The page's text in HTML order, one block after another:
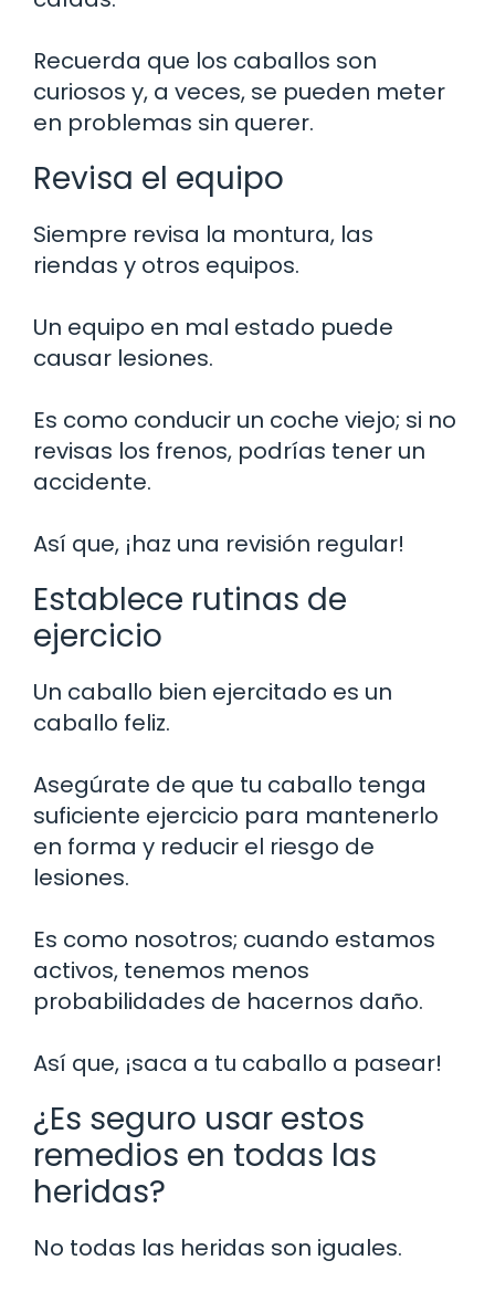
Recuerda que los caballos son
curiosos y, a veces, se pueden meter
en problemas sin querer.
Revisa el equipo
Siempre revisa la montura, las
riendas y otros equipos.
Un equipo en mal estado puede
causar lesiones.
Es como conducir un coche viejo; si no
revisas los frenos, podrías tener un
accidente.
Así que, ¡haz una revisión regular!
Establece rutinas de
ejercicio
Un caballo bien ejercitado es un
caballo feliz.
Asegúrate de que tu caballo tenga
suficiente ejercicio para mantenerlo
en forma y reducir el riesgo de
lesiones.
Es como nosotros; cuando estamos
activos, tenemos menos
probabilidades de hacernos daño.
Así que, ¡saca a tu caballo a pasear!
¿Es seguro usar estos
remedios en todas las
heridas?
No todas las heridas son iguales.